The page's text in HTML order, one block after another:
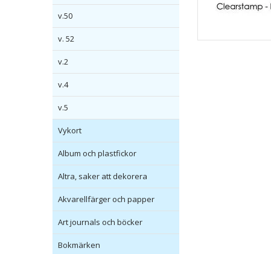
v.50
v. 52
v.2
v.4
v.5
Vykort
Album och plastfickor
Altra, saker att dekorera
Akvarellfärger och papper
Art journals och böcker
Bokmärken